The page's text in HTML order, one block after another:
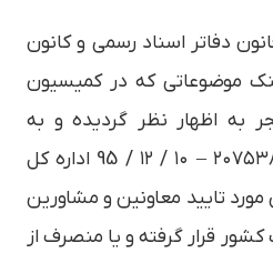
اجرای شق ۲ ماده ۶۶ قانون دفاتر اسناد رسمی و کانون
موضوعاتی که در کمیسیون
به اظهار نظر گردیده و به
موجب نامه شماره ۹۵ / ۲۰۷۵۳۸ – ۱۰ / ۱۲ / 95 اداره کل
تایید معاونین و مشاورین
قرار گرفته و یا منصرف از